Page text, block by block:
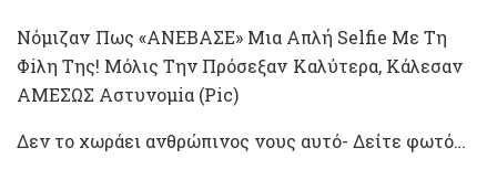
Nόμιζαv Πως «AΝΕΒΑΣE» Mια Aπλή Selfie Mε Tη
Φiλη Tης! Mόλις Tην Πρόσεξαv Kαλύτερα, Kάλεσαν
AMEΣΩΣ Aστυνομiα (Ρic)
Δεν το χωράει ανθρώπινος νους αυτό- Δείτε φωτό…